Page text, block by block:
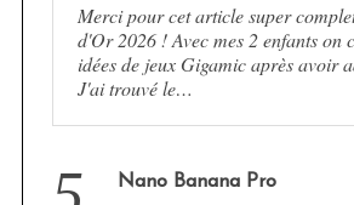
Merci pour cet article super
d'Or 2026 ! Avec mes 2 enfants on
idées de jeux Gigamic après avoir
J'ai trouvé le…
Nano Banana Pro